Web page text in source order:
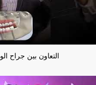
التعاون بين جراح